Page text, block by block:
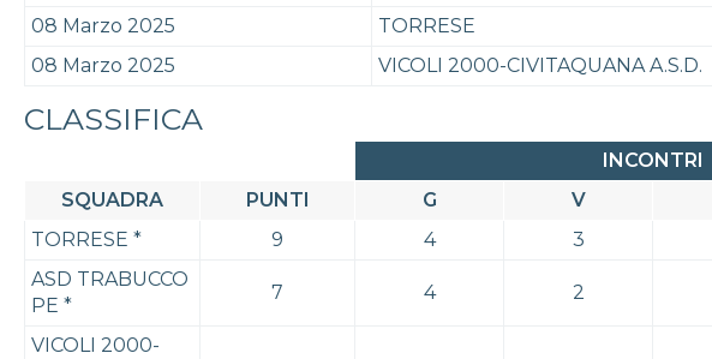
08 Marzo 2025
TORRESE
08 Marzo 2025
VICOLI 2000-CIVITAQUANA A.S.D.
CLASSIFICA
INCONTRI
SQUADRA
PUNTI G V
TORRESE * 9 4 3
ASD TRABUCCO
PE *
7 4 2
VICOLI 2000-